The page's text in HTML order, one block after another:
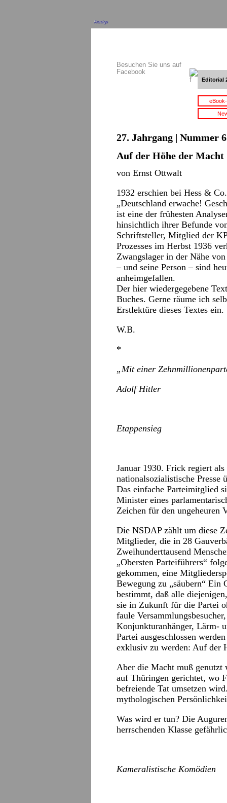
Anzeige
Besuchen Sie uns auf
Facebook
Editorial
27. Jahrgang | Nummer
Auf der Höhe der Macht
von Ernst Ottwalt
1932 erschien bei Hess &
„Deutschland erwache!
ist eine der frühesten
hinsichtlich ihrer Befunde
Schriftsteller, Mitglied der
Prozesses im Herbst 1936
Zwangslager in der Nähe
– und seine Person – sind
anheimgefallen.
Der hier wiedergegebene
Buches. Gerne räume ich
Erstlektüre dieses Textes ein.
W.B.
*
„Mit einer
Adolf Hitler
Etappensieg
Januar 1930. Frick regiert
nationalsozialistische
Das einfache Parteimitglied
Minister eines
Zeichen für den ungeheuren
Die NSDAP zählt um diese
Mitglieder, die in 28
Zweihunderttausend
„Obersten Parteiführers“
gekommen, eine
Bewegung zu „säubern“ Ein
bestimmt, daß alle
sie in Zukunft für die Partei
faule
Konjunkturanhänger, Lärm-
Partei ausgeschlossen
exklusiv zu werden: Auf der
Aber die Macht muß genutzt
auf Thüringen gerichtet, wo
befreiende Tat umsetzen
mythologischen
Was wird er tun? Die
herrschenden Klasse
Kameralistische Komödien